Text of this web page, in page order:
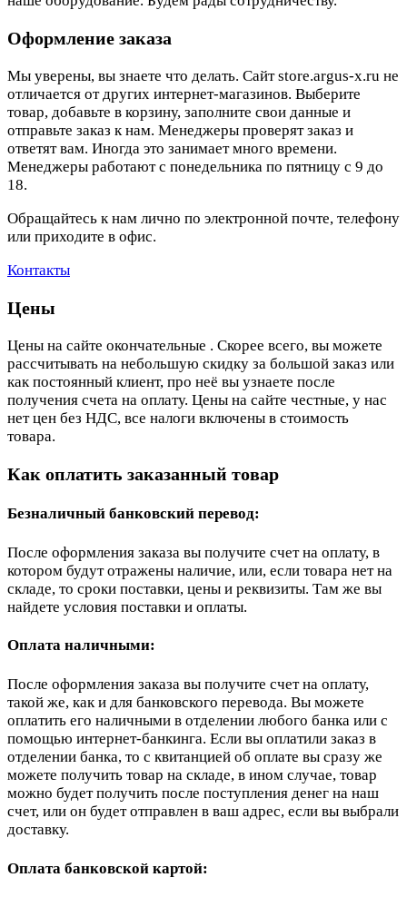
Оформление заказа
Мы уверены, вы знаете что делать. Сайт store.argus-x.ru не
отличается от других интернет-магазинов. Выберите
товар, добавьте в корзину, заполните свои данные и
отправьте заказ к нам. Менеджеры проверят заказ и
ответят вам. Иногда это занимает много времени.
Менеджеры работают с понедельника по пятницу с 9 до
18.
Обращайтесь к нам лично по электронной почте, телефону
или приходите в офис.
Контакты
Цены
Цены на сайте окончательные . Скорее всего, вы можете
рассчитывать на небольшую скидку за большой заказ или
как постоянный клиент, про неё вы узнаете после
получения счета на оплату. Цены на сайте честные, у нас
нет цен без НДС, все налоги включены в стоимость
товара.
Как оплатить заказанный товар
Безналичный банковский перевод:
После оформления заказа вы получите счет на оплату, в
котором будут отражены наличие, или, если товара нет на
складе, то сроки поставки, цены и реквизиты. Там же вы
найдете условия поставки и оплаты.
Оплата наличными:
После оформления заказа вы получите счет на оплату,
такой же, как и для банковского перевода. Вы можете
оплатить его наличными в отделении любого банка или с
помощью интернет-банкинга. Если вы оплатили заказ в
отделении банка, то с квитанцией об оплате вы сразу же
можете получить товар на складе, в ином случае, товар
можно будет получить после поступления денег на наш
счет, или он будет отправлен в ваш адрес, если вы выбрали
доставку.
Оплата банковской картой: